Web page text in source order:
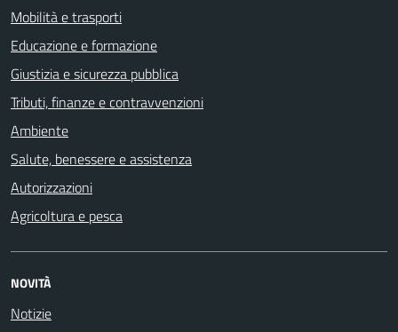
Mobilità e trasporti
Educazione e formazione
Giustizia e sicurezza pubblica
Tributi, finanze e contravvenzioni
Ambiente
Salute, benessere e assistenza
Autorizzazioni
Agricoltura e pesca
NOVITÀ
Notizie